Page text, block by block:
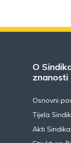
O
znanosti
Osnovni
Tijela
Akti